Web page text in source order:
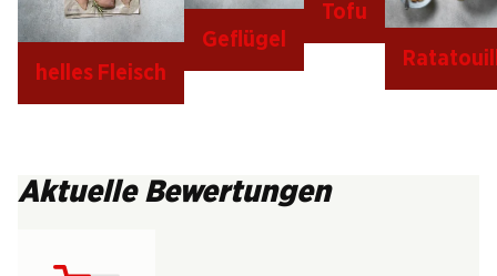
helles Fleisch
Geflügel
Tofu
Aktuelle Bewertungen